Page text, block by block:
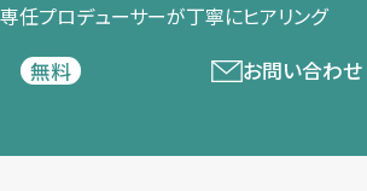
専任プロデューサーが​丁寧に​ヒアリング
無料
お問い合わせ